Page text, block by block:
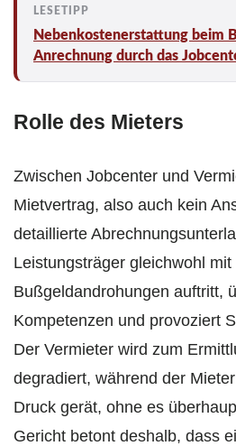
Nebenkostenerstattung beim
Anrechnung durch das
Rolle des Mieters
Zwischen Jobcenter und
Mietvertrag, also auch kein
detaillierte
Leistungsträger gleichwohl mit
Bußgeldandrohungen auftritt,
Kompetenzen und provoziert
Der Vermieter wird zum
degradiert, während der
Druck gerät, ohne es
Gericht betont deshalb, dass